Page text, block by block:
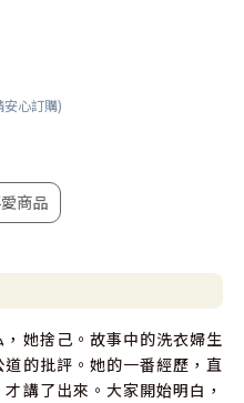
心訂購)
商品
她捨己。故事中的洗衣婦生
的批評。她的一番經歷，直
講了出來。大家開始明白，